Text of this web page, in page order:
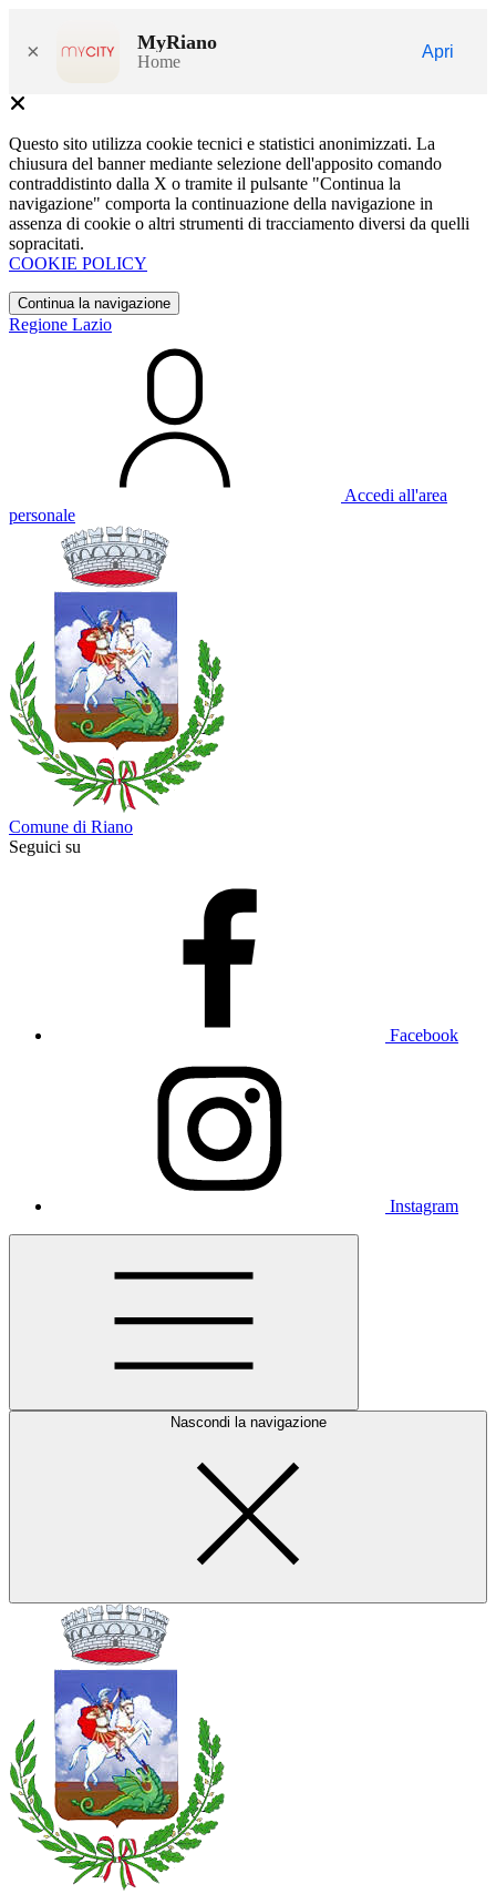
× MyRiano
Home
Apri
Questo sito utilizza cookie tecnici e statistici anonimizzati. La
chiusura del banner mediante selezione dell'apposito comando
contraddistinto dalla X o tramite il pulsante "Continua la
navigazione" comporta la continuazione della navigazione in
assenza di cookie o altri strumenti di tracciamento diversi da quelli
sopracitati.
COOKIE POLICY
Continua la navigazione
Regione Lazio
Accedi all'area
personale
Comune di Riano
Seguici su
Facebook
Instagram
Nascondi la navigazione